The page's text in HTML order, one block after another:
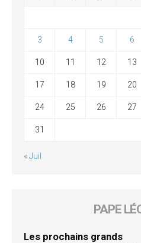
3 4 5 6
10 11 12 13
17 18 19 20
24 25 26 27
31
« Juil
PAPE
Les prochains grands